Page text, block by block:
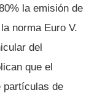
la emisión de
norma Euro V.
del
que el
partí­culas de